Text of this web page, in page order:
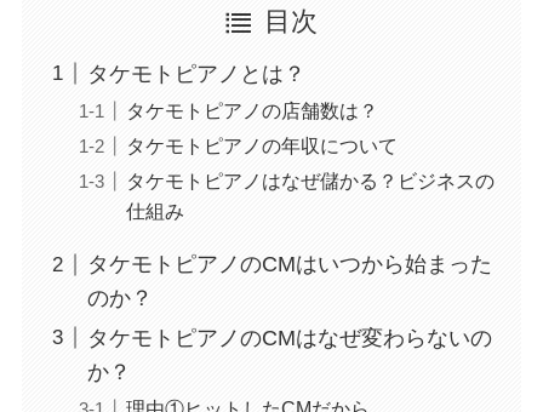
目次
タケモトピアノとは？
タケモトピアノの店舗数は？
タケモトピアノの年収について
タケモトピアノはなぜ儲かる？ビジネスの
仕組み
タケモトピアノのCMはいつから始まった
のか？
タケモトピアノのCMはなぜ変わらないの
か？